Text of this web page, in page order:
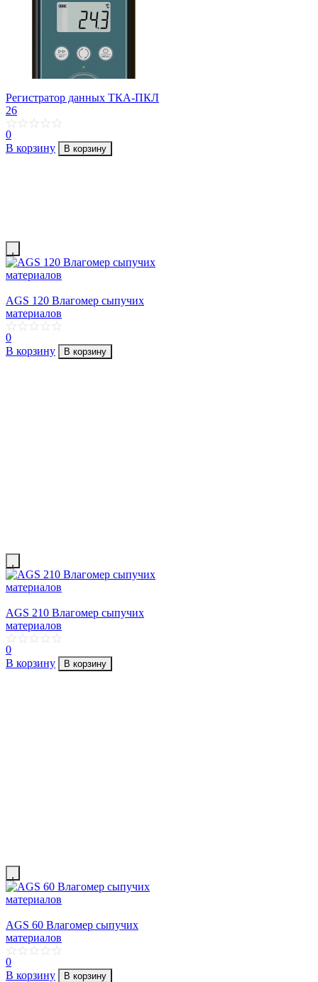
Регистратор данных ТКА-ПКЛ
26
0
В корзину
В корзину
AGS 120 Влагомер сыпучих
материалов
0
В корзину
В корзину
AGS 210 Влагомер сыпучих
материалов
0
В корзину
В корзину
AGS 60 Влагомер сыпучих
материалов
0
В корзину
В корзину